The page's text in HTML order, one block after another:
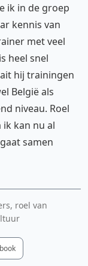
ik in de groep
kennis van
met veel
heel snel
hij trainingen
België als
niveau. Roel
kan nu al
samen
roel van